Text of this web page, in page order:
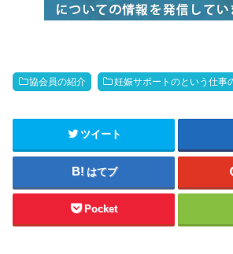
協会員の紹介 妊娠サポートのという仕事
ツイート
はてブ
Pocket